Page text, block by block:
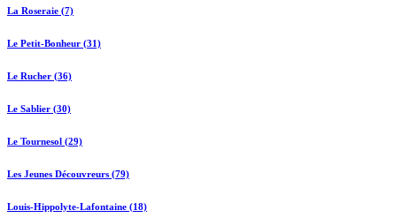
La Roseraie (7)
Le Petit-Bonheur (31)
Le Rucher (36)
Le Sablier (30)
Le Tournesol (29)
Les Jeunes Découvreurs (79)
Louis-Hippolyte-Lafontaine (18)